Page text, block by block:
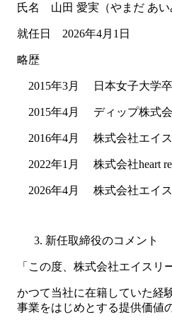
氏名 山田 愛実（やまだ あい
就任日 2026年4月1日
略歴
2015年3月 日本女子大学
2015年4月 ディップ株式
2016年4月 株式会社エイス
2022年1月 株式会社heart
2026年4月 株式会社エイ
新任取締役のコメント
「この度、株式会社エイスリ
かつて当社に在籍していた経
事業をはじめとする提供価値